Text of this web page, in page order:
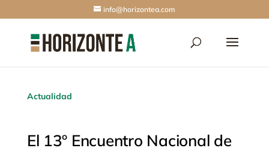
info@horizontea.com
Actualidad
El 13º Encuentro Nacional de